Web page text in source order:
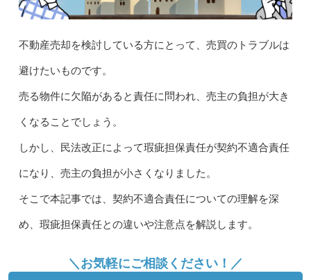
不動産売却を検討している方にとって、売買のトラブルは
避けたいものです。
売る物件に欠陥があると責任に問われ、売主の負担が大き
くなることでしょう。
しかし、民法改正によって瑕疵担保責任が契約不適合責任
になり、売主の負担が小さくなりました。
そこで本記事では、契約不適合責任についての理解を深
め、瑕疵担保責任との違いや注意点を解説します。
＼お気軽にご相談ください！／